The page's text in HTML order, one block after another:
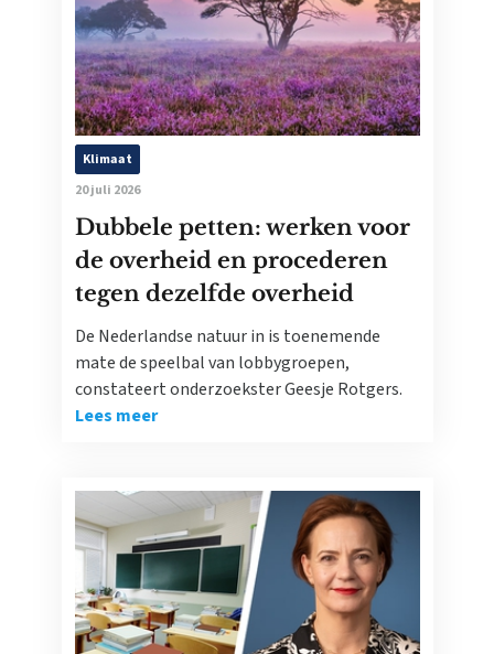
Klimaat
20 juli 2026
Dubbele petten: werken voor
de overheid en procederen
tegen dezelfde overheid
De Nederlandse natuur in is toenemende
mate de speelbal van lobbygroepen,
constateert onderzoekster Geesje Rotgers.
Lees meer